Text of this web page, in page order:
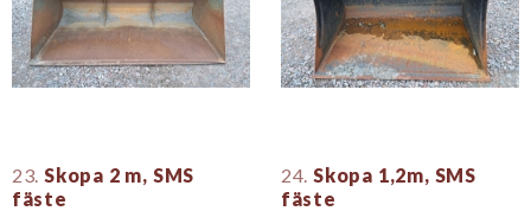
23. Skopa 2 m, SMS
fäste
24. Skopa 1,2m, SMS
fäste